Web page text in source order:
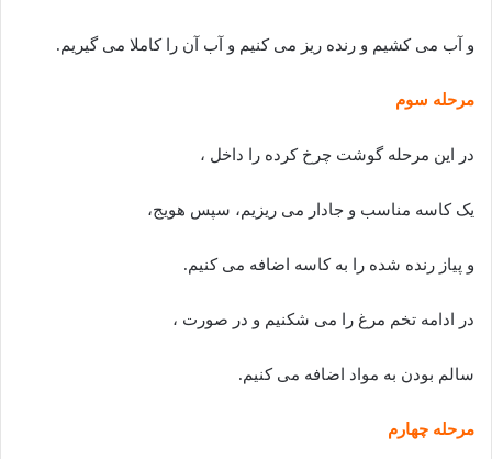
و آب می کشیم و رنده ریز می کنیم و آب آن را کاملا می گیریم.
مرحله سوم
در این مرحله گوشت چرخ کرده را داخل ،
یک کاسه مناسب و جادار می ریزیم، سپس هویج،
و پیاز رنده شده را به کاسه اضافه می کنیم.
در ادامه تخم مرغ را می شکنیم و در صورت ،
سالم بودن به مواد اضافه می کنیم.
مرحله چهارم